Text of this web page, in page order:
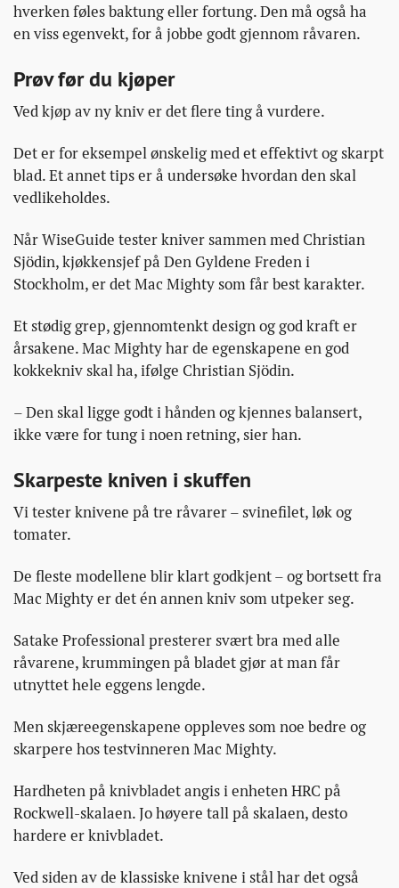
hverken føles baktung eller fortung. Den må også ha
en viss egenvekt, for å jobbe godt gjennom råvaren.
Prøv før du kjøper
Ved kjøp av ny kniv er det flere ting å vurdere.
Det er for eksempel ønskelig med et effektivt og skarpt
blad. Et annet tips er å undersøke hvordan den skal
vedlikeholdes.
Når WiseGuide tester kniver sammen med Christian
Sjödin, kjøkkensjef på Den Gyldene Freden i
Stockholm, er det Mac Mighty som får best karakter.
Et stødig grep, gjennomtenkt design og god kraft er
årsakene. Mac Mighty har de egenskapene en god
kokkekniv skal ha, ifølge Christian Sjödin.
– Den skal ligge godt i hånden og kjennes balansert,
ikke være for tung i noen retning, sier han.
Skarpeste kniven i skuffen
Vi tester knivene på tre råvarer – svinefilet, løk og
tomater.
De fleste modellene blir klart godkjent – og bortsett fra
Mac Mighty er det én annen kniv som utpeker seg.
Satake Professional presterer svært bra med alle
råvarene, krummingen på bladet gjør at man får
utnyttet hele eggens lengde.
Men skjæreegenskapene oppleves som noe bedre og
skarpere hos testvinneren Mac Mighty.
Hardheten på knivbladet angis i enheten HRC på
Rockwell-skalaen. Jo høyere tall på skalaen, desto
hardere er knivbladet.
Ved siden av de klassiske knivene i stål har det også